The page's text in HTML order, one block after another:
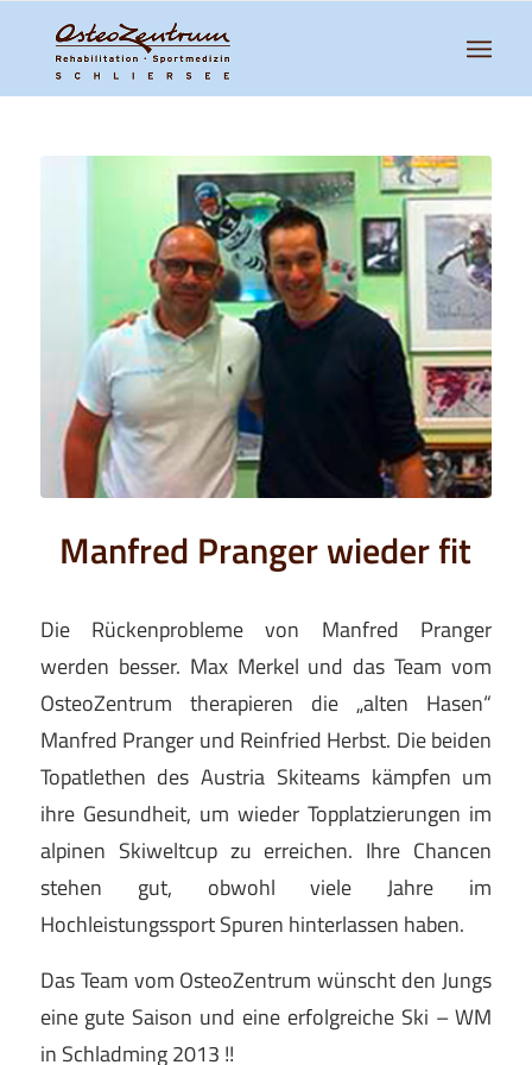
Manfred Pranger wieder fit
Die Rückenprobleme von Manfred Pranger
werden besser. Max Merkel und das Team vom
OsteoZentrum therapieren die „alten Hasen“
Manfred Pranger und Reinfried Herbst. Die beiden
Topatlethen des Austria Skiteams kämpfen um
ihre Gesundheit, um wieder Topplatzierungen im
alpinen Skiweltcup zu erreichen. Ihre Chancen
stehen gut, obwohl viele Jahre im
Hochleistungssport Spuren hinterlassen haben.
Das Team vom OsteoZentrum wünscht den Jungs
eine gute Saison und eine erfolgreiche Ski – WM
in Schladming 2013 !!